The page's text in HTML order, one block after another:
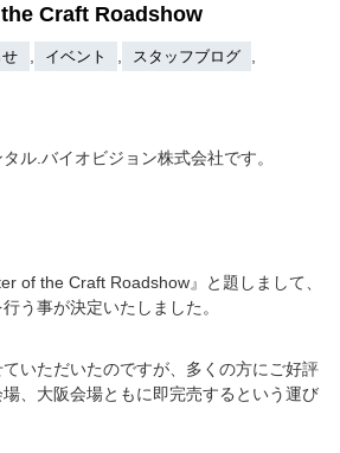
Craft Roadshow
イベント スタッフブログ
ル.バイオビジョン株式会社です。
of the Craft Roadshow』と題しまして、
う事が決定いたしました。
いただいたのですが、多くの方にご好評
、大阪会場ともに即完売するという運び